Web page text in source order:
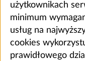
użytkownikach
minimum
usług na
cookies
prawidłowego